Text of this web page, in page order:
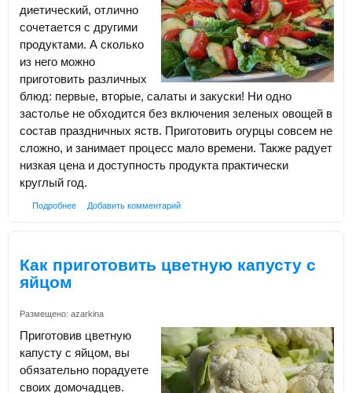
диетический, отлично
сочетается с другими
продуктами. А сколько
из него можно
приготовить различных
блюд: первые, вторые, салаты и закуски! Ни одно
застолье не обходится без включения зеленых овощей в
состав праздничных яств. Приготовить огурцы совсем не
сложно, и занимает процесс мало времени. Также радует
низкая цена и доступность продукта практически
круглый год.
Подробнее Добавить комментарий
Как приготовить цветную капусту с
яйцом
Размещено: azarkina
Приготовив цветную
капусту с яйцом, вы
обязательно порадуете
своих домочадцев.